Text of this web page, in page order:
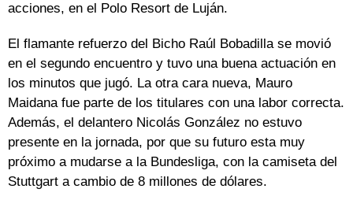
acciones, en el Polo Resort de Luján.
El flamante refuerzo del Bicho Raúl Bobadilla se movió
en el segundo encuentro y tuvo una buena actuación en
los minutos que jugó. La otra cara nueva, Mauro
Maidana fue parte de los titulares con una labor correcta.
Además, el delantero Nicolás González no estuvo
presente en la jornada, por que su futuro esta muy
próximo a mudarse a la Bundesliga, con la camiseta del
Stuttgart a cambio de 8 millones de dólares.